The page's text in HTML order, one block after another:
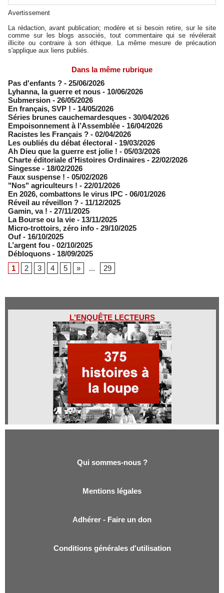
Avertissement
La rédaction, avant publication; modère et si besoin retire, sur le site
comme sur les blogs associés, tout commentaire qui se révélerait
illicite ou contraire à son éthique. La même mesure de précaution
s'applique aux liens publiés.
Dans la même rubrique
Pas d'enfants ? - 25/06/2026
​Lyhanna, la guerre et nous - 10/06/2026
Submersion - 26/05/2026
En français, SVP ! - 14/05/2026
​Séries brunes cauchemardesques - 30/04/2026
Empoisonnement à l’Assemblée­ - 16/04/2026
Racistes les Français ? - 02/04/2026
​Les oubliés du débat électoral - 19/03/2026
Ah Dieu que la guerre est jolie ! - 05/03/2026
Charte éditoriale d’Histoires Ordinaires - 22/02/2026
Singesse - 18/02/2026
Faux suspense ! - 05/02/2026
"Nos" agriculteurs ! - 22/01/2026
En 2026, combattons le virus IPC - 06/01/2026
Réveil au réveillon ? - 11/12/2025
Gamin, va ! - 27/11/2025
​La Bourse ou la vie - 13/11/2025
Micro-trottoirs, zéro info - 29/10/2025
Ouf - 16/10/2025
L’argent fou - 02/10/2025
Débloquons - 18/09/2025
1
2 3 4 5 » ... 29
L'ENQUÊTE LECTEURS
Qui sommes-nous ?
Mentions légales
Adhérer - Faire un don
Conditions générales d'utilisation